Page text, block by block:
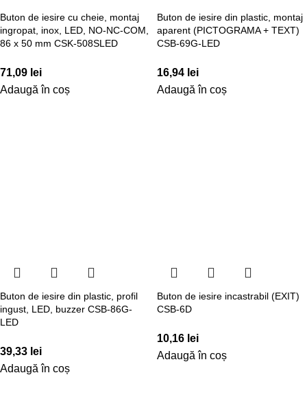
Buton de iesire cu cheie, montaj
ingropat, inox, LED, NO-NC-COM,
86 x 50 mm CSK-508SLED
71,09 lei
Adaugă în coș
Buton de iesire din plastic, montaj
aparent (PICTOGRAMA + TEXT)
CSB-69G-LED
16,94 lei
Adaugă în coș
Buton de iesire din plastic, profil
ingust, LED, buzzer CSB-86G-
LED
39,33 lei
Adaugă în coș
Buton de iesire incastrabil (EXIT)
CSB-6D
10,16 lei
Adaugă în coș